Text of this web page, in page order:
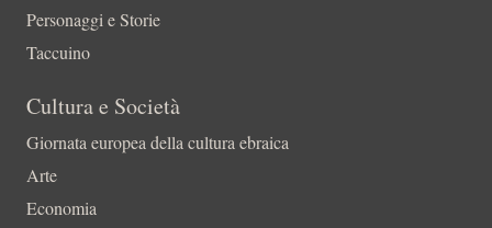
Personaggi e Storie
Taccuino
Cultura e Società
Giornata europea della cultura ebraica
Arte
Economia